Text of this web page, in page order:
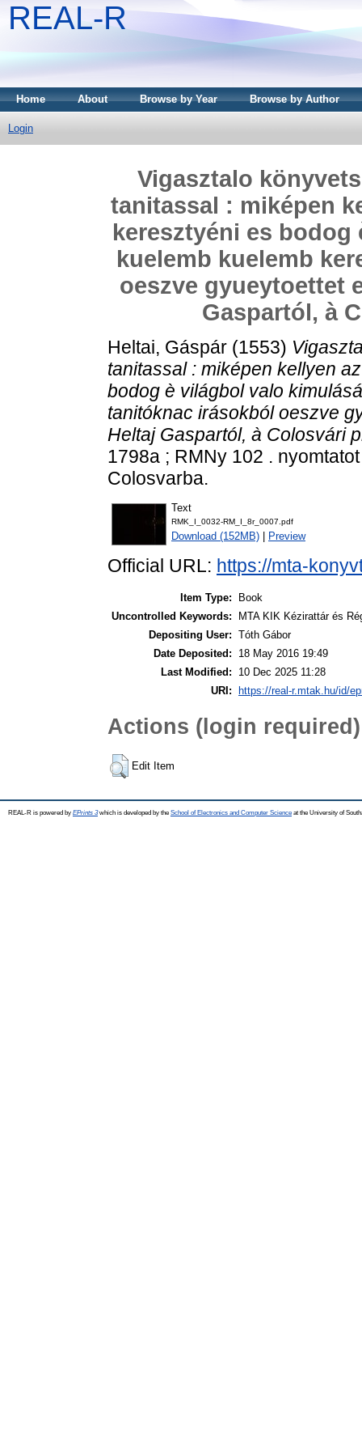
REAL-R
Home About Browse by Year Browse by Author
Login
Vigasztalo
tanitassal : miképen
keresztyéni es
kuelemb kuelemb
oeszve gyueytoettet
Gaspartól, à
Heltai, Gáspár (1553)
tanitassal : miképen kellyen
bodog è világbol valo
tanitóknac irásokból oeszve
Heltaj Gaspartól, à Colosvári
1798a ; RMNy 102 .
Colosvarba.
Text
RMK_I_0032-RM_I_8r_0007.pdf
Download (152MB) Preview
Official URL: https://mta-
Item Type:
Book
Uncontrolled Keywords:
MTA KIK Kézirattár és
Depositing User: Tóth Gábor
Date Deposited:
18 May 2016 19:49
Last Modified:
10 Dec 2025 11:28
URI:
https://real-r.mtak.hu/id/
Actions (login required)
Edit Item
REAL-R is powered by EPrints 3which is developed by the School of Electronics and Computer Science at the University of